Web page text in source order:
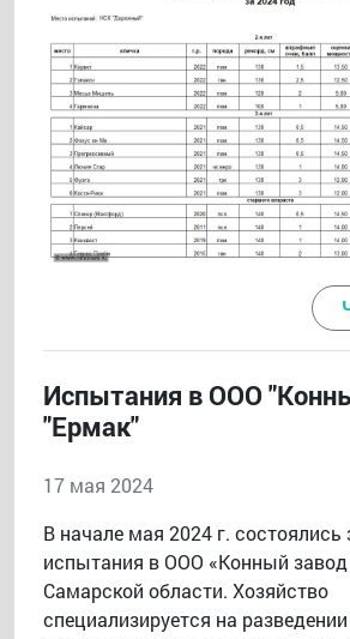
Испытания в ООО
"Ермак"
17 мая 2024
В начале мая 2024 г. состоялись
испытания в ООО «Конный
Самарской области. Хозяйство
специализируется на